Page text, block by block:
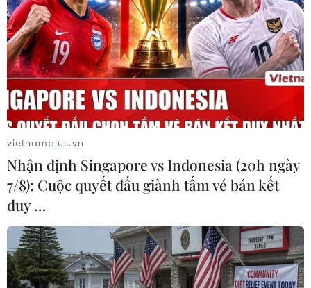
19/01/2021 07:01
Giới chức Guatemala thể hiện rõ quyết tâm sẽ ngăn
chặn không cho người di cư vượt biên trái phép và nguy
cơ lây lan dịch viêm đường hô hấp cấp COVID-19.
vietnamplus.vn
Nhận định Singapore vs Indonesia (20h ngày
7/8): Cuộc quyết đấu giành tấm vé bán kết
duy …